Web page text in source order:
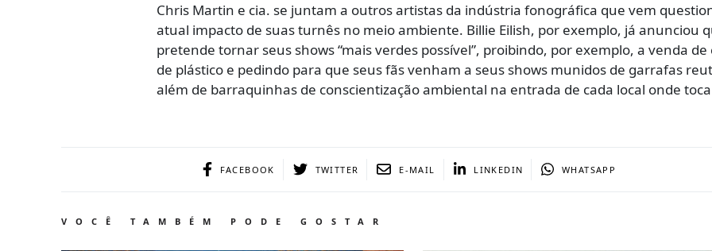
Chris Martin e cia. se juntam a outros artistas da indústria fonográfica que vem
atual impacto de suas turnês no meio ambiente. Billie Eilish, por exemplo, já anunciou
pretende tornar seus shows “mais verdes possível”, proibindo, por exemplo, a venda de
de plástico e pedindo para que seus fãs venham a seus shows munidos de garrafas
além de barraquinhas de conscientização ambiental na entrada de cada local onde
FACEBOOK TWITTER E-MAIL LINKEDIN WHATSAPP
VOCÊ TAMBÉM PODE GOSTAR